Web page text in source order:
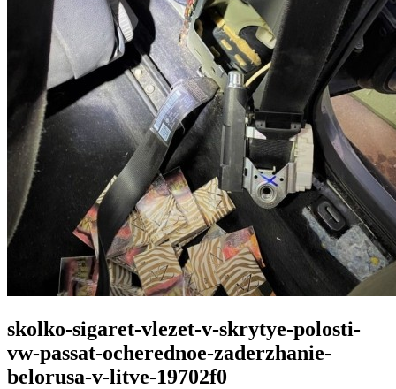
skolko-sigaret-vlezet-v-skrytye-polosti-
vw-passat-ocherednoe-zaderzhanie-
belorusa-v-litve-19702f0